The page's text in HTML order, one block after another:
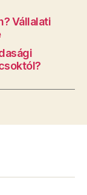
Vállalati